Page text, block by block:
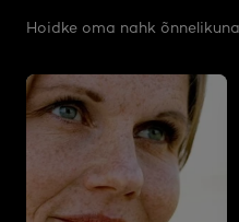
Hoidke oma nahk õnnelikuna